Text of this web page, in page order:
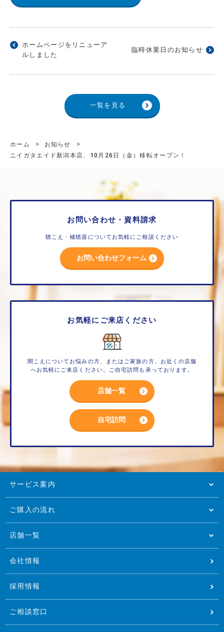
ホームページをリニューア
ルしました
臨時休業日のお知らせ
一覧を見る
ホーム > お知らせ
>
ニイガタエイド新潟本店、10月26日（金）移転オープン！
お問い合わせ・資料請求
聴こえ・補聴器についてお気軽にご相談ください
お問い合わせフォーム
お気軽にご来店ください
聞こえについてお悩みの方、またはご家族の方、お近くの店舗
へお気軽にご来店ください。ご自宅訪問も承っております。
店舗一覧
自宅訪問
サービス案内
ご購入の流れ
店舗一覧
会社情報
採用情報
ご相談窓口